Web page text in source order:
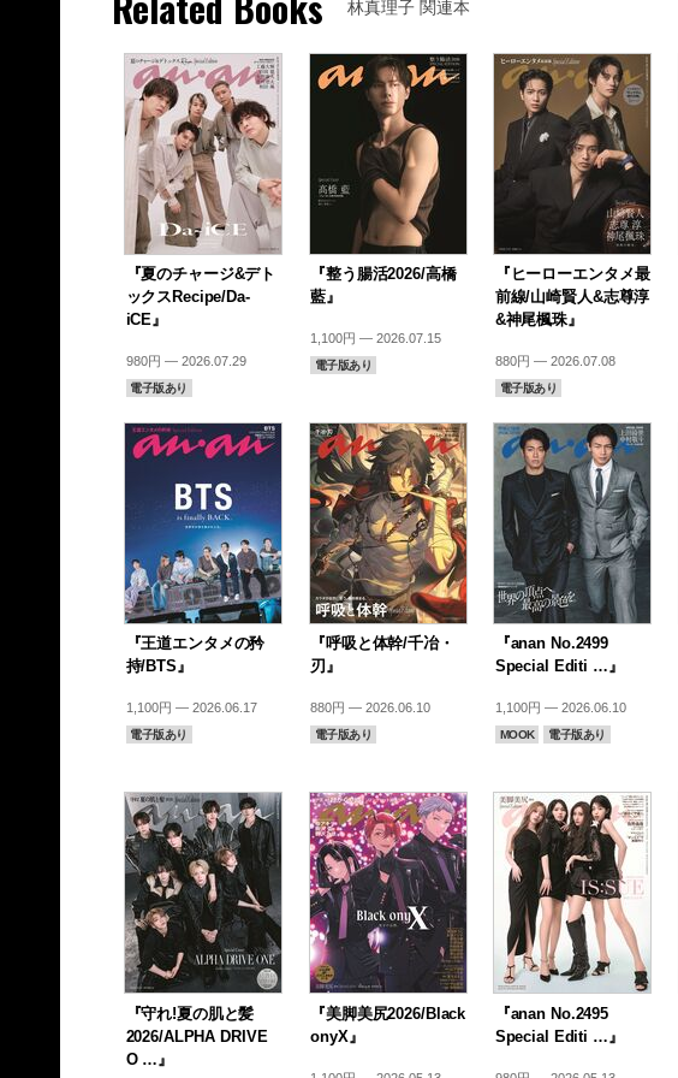
林真理子 関連本
『夏のチャージ&デト
ックスRecipe/Da-
iCE』
980円 — 2026.07.29
電子版あり
『整う腸活2026/高橋
藍』
1,100円 — 2026.07.15
電子版あり
『ヒーローエンタメ最
前線/山崎賢人&志尊淳
&神尾楓珠』
880円 — 2026.07.08
電子版あり
『王道エンタメの矜
持/BTS』
1,100円 — 2026.06.17
電子版あり
『呼吸と体幹/千冶・
刃』
880円 — 2026.06.10
電子版あり
『anan No.2499
Special Editi …』
1,100円 — 2026.06.10
MOOK 電子版あり
『守れ!夏の肌と髪
2026/ALPHA DRIVE
O …』
『美脚美尻2026/Black
onyX』
『anan No.2495
Special Editi …』